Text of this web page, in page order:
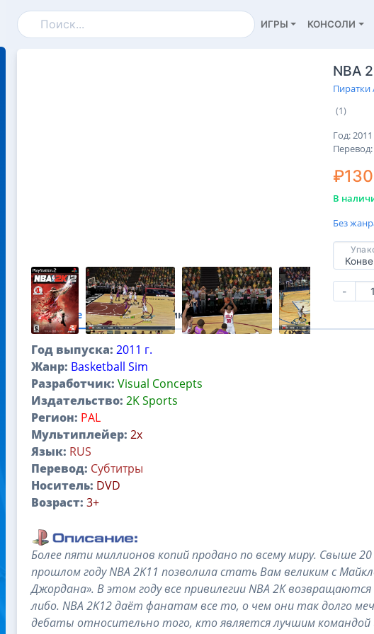
ИГРЫ КОНСОЛИ
NBA
Пиратки
(1)
Год: 2011
Перевод:
₽130
В
Без
-
Описание Характеристики Отзывы
Год выпуска: 2011 г.
Жанр: Basketball Sim
Разработчик: Visual Concepts
Издательство: 2K Sports
Регион: PAL
Мультиплейер: 2х
Язык: RUS
Перевод: Субтитры
Носитель: DVD
Возраст: 3+
Более пяти миллионов копий продано по всему миру. Свыше
прошлом году NBA 2K11 позволила стать Вам великим с
Джордана». В этом году все привилегии NBA 2K
либо. NBA 2K12 даёт фанатам все то, о чем они так долго
дебаты относительно того, кто является лучшим командой